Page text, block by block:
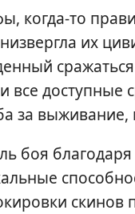
когда-то
их
доступные
за
боя
скинов